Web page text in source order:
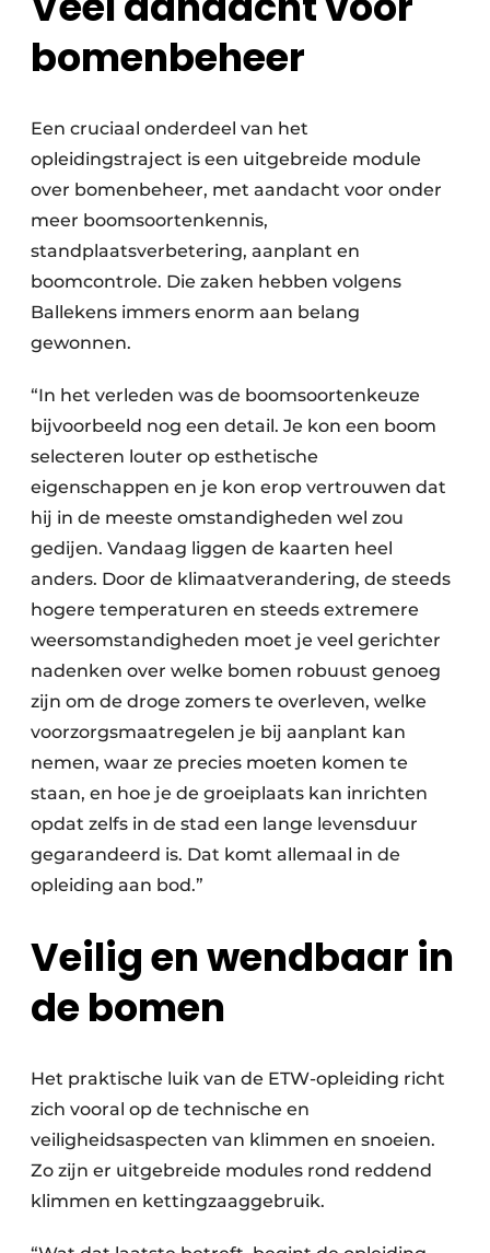
bomenbeheer
Een cruciaal onderdeel van het
opleidingstraject is een uitgebreide module
over bomenbeheer, met aandacht voor onder
meer boomsoortenkennis,
standplaatsverbetering, aanplant en
boomcontrole. Die zaken hebben volgens
Ballekens immers enorm aan belang
gewonnen.
“In het verleden was de boomsoortenkeuze
bijvoorbeeld nog een detail. Je kon een boom
selecteren louter op esthetische
eigenschappen en je kon erop vertrouwen dat
hij in de meeste omstandigheden wel zou
gedijen. Vandaag liggen de kaarten heel
anders. Door de klimaatverandering, de steeds
hogere temperaturen en steeds extremere
weersomstandigheden moet je veel gerichter
nadenken over welke bomen robuust genoeg
zijn om de droge zomers te overleven, welke
voorzorgsmaatregelen je bij aanplant kan
nemen, waar ze precies moeten komen te
staan, en hoe je de groeiplaats kan inrichten
opdat zelfs in de stad een lange levensduur
gegarandeerd is. Dat komt allemaal in de
opleiding aan bod.”
Veilig en wendbaar in
de bomen
Het praktische luik van de ETW-opleiding richt
zich vooral op de technische en
veiligheidsaspecten van klimmen en snoeien.
Zo zijn er uitgebreide modules rond reddend
klimmen en kettingzaaggebruik.